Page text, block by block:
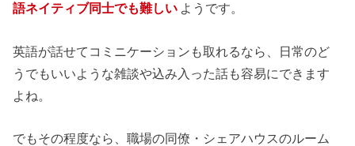
語ネイティブ同士でも難しい ようです。
英語が話せてコミニケーションも取れるなら、日常のど
うでもいいような雑談や込み入った話も容易にできます
よね。
でもその程度なら、職場の同僚・シェアハウスのルーム